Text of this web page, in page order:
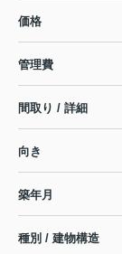
価格
管理費
間取り / 詳細
向き
築年月
種別 / 建物構造